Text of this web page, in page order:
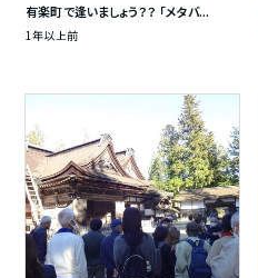
有楽町で逢いましょう？？ 「メタバ...
1年以上前